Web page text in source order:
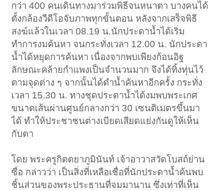
กว่า 400 คนเดินทางมาร่วมพิธีจนหนาตา บางคนได้
ตั้งกล้องวีดีโอจับภาพทุกขั้นตอน หลังจากเสร็จพิธี
สงฆ์แล้วในเวลา 08.19 น.นักประดาน้ำได้เริ่ม
ทำการงมค้นหา จนกระทั่งเวลา 12.00 น. นักประดา
น้ำได้หยุดการค้นหา เนื่องจากพบเพียงก้อนอิฐ
ลักษณะคล้ายกำแพงเป็นจำนวนมาก จึงได้ทิ้งทุ่นไว้
ตามจุดต่าง ๆ จากนั้นได้ดำน้ำค้นหาอีกครั้ง กระทั่ง
เวลา 15.30 น. ทางชุดประดาน้ำได้งมพบพระเกศ
ขนาดเส้นผ่านศูนย์กลางกว่า 30 เซนติเมตรขึ้นมา
ได้ ทำให้ประชาชนต่างเบียดเสียดแย่งกันดูให้เห็น
กับตา
โดย พระครูกิตตยาภูมินันท์ เจ้าอาวาสวัดโบสถ์ย่าน
ซื่อ กล่าวว่า เป็นสิ่งที่เหลือเชื่อที่นักประดาน้ำค้นพบ
ชิ้นส่วนของพระประธานที่จมมานาน ซึ่งเท่าที่เห็น